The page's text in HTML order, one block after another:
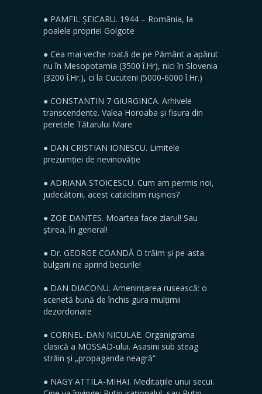
● PAMFIL ȘEICARU. 1944 – România, la
poalele propriei Golgote
● Cea mai veche roată de pe Pământ a apărut
nu în Mesopotamia (3500 î.Hr), nici în Slovenia
(3200 î.Hr.), ci la Cucuteni (5000-6000 î.Hr.)
● CONSTANTIN 7 GIURGINCA. Arhivele
transcendente. Valea Horoaba și fisura din
peretele Tătarului Mare
● DAN CRISTIAN IONESCU. Limitele
prezumției de nevinovăție
● ADRIANA STOICESCU. Cum am permis noi,
judecătorii, acest cataclism ruşinos?
● ZOE DANTES. Moartea face ziarul! Sau
știrea, în general!
● Dr. GEORGE COANDĂ O trăim și pe-asta:
bulgarii ne aprind becurile!
● DAN DIACONU. Amenințarea rusească: o
scenetă bună de închis gura mulțimii
dezordonate
● CORNEL-DAN NICULAE. Organigrama
clasică a MOSSAD-ului. Asasini sub steag
străin şi „propaganda neagră“
● NAGY ATTILA-MIHAI. Meditațiile unui secui.